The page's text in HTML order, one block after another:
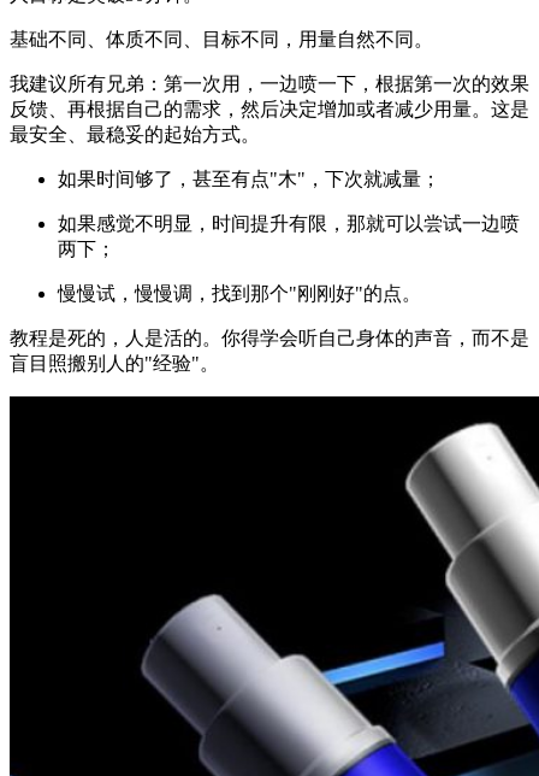
基础不同、体质不同、目标不同，用量自然不同。
我建议所有兄弟：第一次用，一边喷一下，根据第一次的效果
反馈、再根据自己的需求，然后决定增加或者减少用量。这是
最安全、最稳妥的起始方式。
如果时间够了，甚至有点"木"，下次就减量；
如果感觉不明显，时间提升有限，那就可以尝试一边喷
两下；
慢慢试，慢慢调，找到那个"刚刚好"的点。
教程是死的，人是活的。你得学会听自己身体的声音，而不是
盲目照搬别人的"经验"。